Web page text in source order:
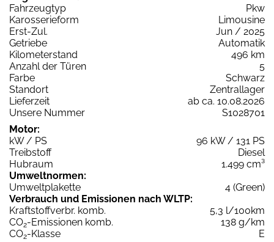
Fahrzeugtyp
Pkw
Karosserieform
Limousine
Erst-Zul.
Jun / 2025
Getriebe
Automatik
Kilometerstand
496 km
Anzahl der Türen
5
Farbe
Schwarz
Standort
Zentrallager
Lieferzeit
ab ca. 10.08.2026
Unsere Nummer
S1028701
Motor:
kW / PS
96 kW / 131 PS
Treibstoff
Diesel
Hubraum
1.499 cm³
Umweltnormen:
Umweltplakette
4 (Green)
Verbrauch und Emissionen nach WLTP:
Kraftstoffverbr. komb.
5,3 l/100km
CO2-Emissionen komb.
138 g/km
CO2-Klasse
E